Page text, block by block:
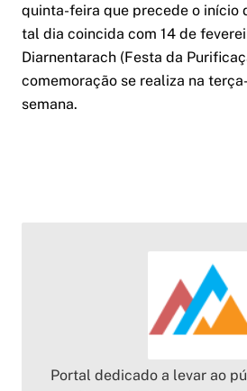
quinta-feira que precede o início
tal dia coincida com 14 de
Diarnentarach (Festa da
comemoração se realiza na
semana.
Portal dedicado a levar ao